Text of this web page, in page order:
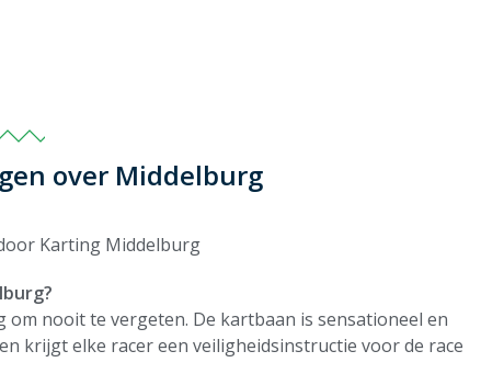
over Middelburg
Karting Middelburg
nooit te vergeten. De kartbaan is sensationeel en
krijgt elke racer een veiligheidsinstructie voor de race